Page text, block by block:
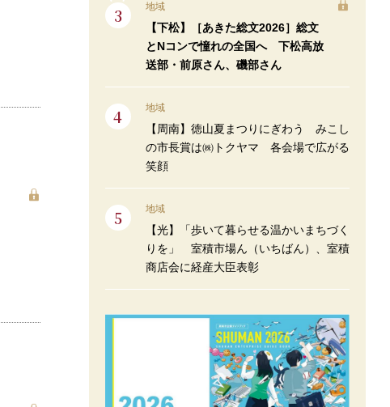
地域
【下松】［あきた総文2026］総文
とNコンで憧れの全国へ 下松高放
送部・前原さん、磯部さん
地域
【周南】徳山夏まつりにぎわう みこし
の市長賞は㈱トクヤマ 各会場で広がる
笑顔
地域
【光】「歩いて暮らせる温かいまちづく
りを」 室積市場ん（いちばん）、室積
商店会に経産大臣表彰